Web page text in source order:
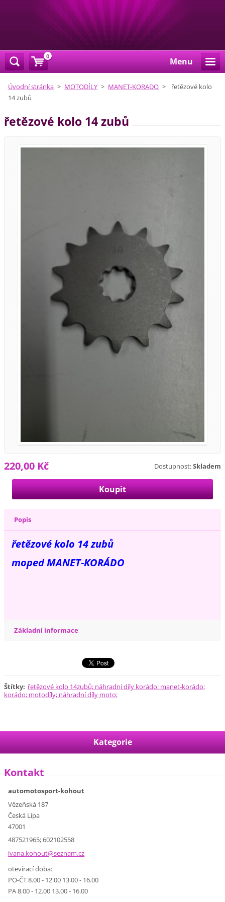
Menu
Úvodní stránka > MOTODÍLY > MANET-KORADO >
řetězové kolo
14 zubů
řetězové kolo 14 zubů
Dostupnost:Skladem
220,00 Kč
Popis
řetězové kolo 14 zubů
moped MANET-KORÁDO
Základní informace
Štítky: řetězové kolo 14zubů; náhradní díly korádo; manet-korádo;
korádo; motodíly; náhradní díly moto;
Kategorie
Kontakt
automotosport-kohout
Vězeňská 187
Česká Lípa
47001
487521965; 602102558
ivana.kohout@seznam.cz
otevírací doba:
PO-ČT 8.00 - 12.00 13.00 - 16.00
PA 8.00 - 12.00 13.00 - 16.00
0